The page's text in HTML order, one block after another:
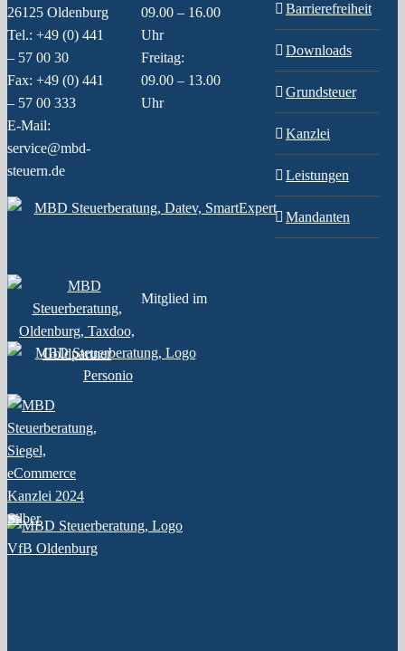
26125 Oldenburg
Tel.: +49 (0) 441
– 57 00 30
Fax: +49 (0) 441
– 57 00 333
E-Mail:
service@mbd-
steuern.de
09.00 – 16.00
Uhr
Freitag:
09.00 – 13.00
Uhr
Barrierefreiheit
Downloads
Grundsteuer
Kanzlei
Leistungen
Mandanten
Mitglied im